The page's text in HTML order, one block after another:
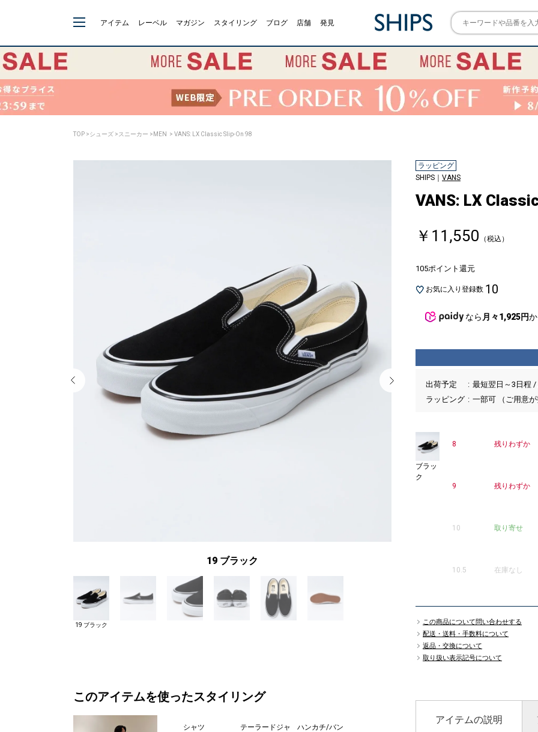
アイテム レーベル マガジン スタイリング ブログ 店舗 発見
TOP >シューズ > スニーカー > MEN > VANS: LX Classic Slip-On 98
19 ブラック
19 ブラック
このアイテムを使ったスタイリング
シャツ
テーラードジャ
ハンカチ/バン
ラッピング
SHIPS｜ VANS
VANS: LX
￥11,550
（税込）
105ポイント還元
お気に入り登録数 10
なら 月々1,925円
出荷予定
最短翌日～3日程
ラッピング
一部可 （ご用意が
ブラッ
ク
8 残りわずか
9 残りわずか
10 取り寄せ
10.5 在庫なし
この商品について問い合わせする
配送・送料・手数料について
返品・交換について
取り扱い表示記号について
アイテムの説明